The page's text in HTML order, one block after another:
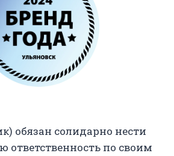
обязан солидарно нести
ответственность по своим